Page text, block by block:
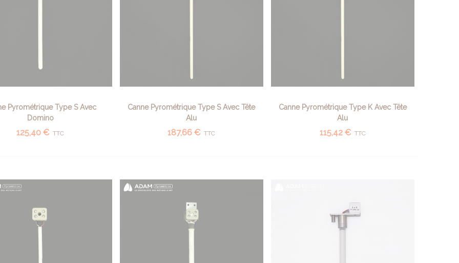
AFFICHER PLUS
Pyrométrique Type S Avec
Domino
125,40 € TTC
AFFICHER PLUS
Canne Pyrométrique Type S Avec Tête
Alu
187,66 € TTC
AFFICHER PLUS
Canne Pyrométrique Type K Avec Tête
Alu
115,42 € TTC